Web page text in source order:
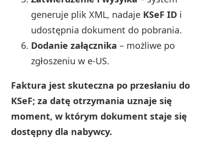
generuje plik XML, nadaje KSeF ID i
udostępnia dokument do pobrania.
Dodanie załącznika – możliwe po
zgłoszeniu w e-US.
Faktura jest skuteczna po przesłaniu do
KSeF; za datę otrzymania uznaje się
moment, w którym dokument staje się
dostępny dla nabywcy.